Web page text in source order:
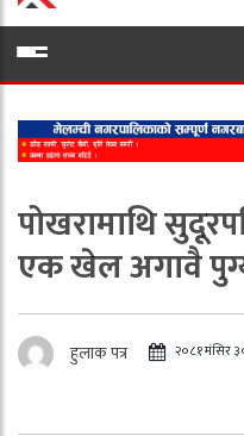
पोखरामाथि
एक खेल अगावै
हुलाक पत्र २०८१ मंसिर